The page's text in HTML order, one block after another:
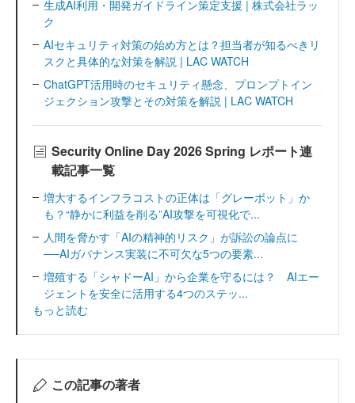
生成AI利用・開発ガイドライン策定支援 | 株式会社ラッ
ク
AIセキュリティ対策の始め方とは？担当者が知るべきリ
スクと具体的な対策を解説 | LAC WATCH
ChatGPT活用時のセキュリティ懸念、プロンプトイン
ジェクション攻撃とその対策を解説 | LAC WATCH
Security Online Day 2026 Spring レポート連
載記事一覧
増大するインフラコストの正体は「グレーボット」か
も？“静かに利益を削る”AI攻撃を可視化で...
人間を脅かす「AIの精神的リスク」が訴訟の論点に
──AIガバナンス実装に不可欠な5つの要素...
増殖する「シャドーAI」から企業を守るには？ AIエー
ジェントを安全に活用する4つのステッ...
もっと読む
この記事の著者